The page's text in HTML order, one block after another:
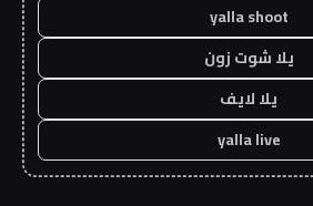
yalla shoot
يلا شوت زون
يلا لايف
yalla live